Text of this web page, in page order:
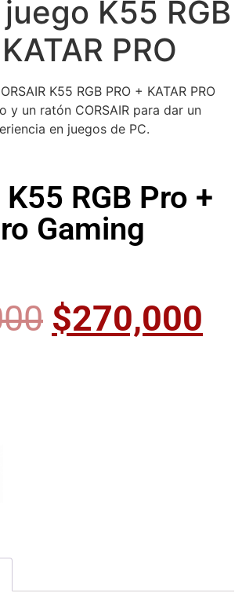
K55 RGB
PRO
K55 RGB PRO + KATAR PRO
y un ratón CORSAIR para dar un
en juegos de PC.
RGB Pro +
Gaming
$270,000